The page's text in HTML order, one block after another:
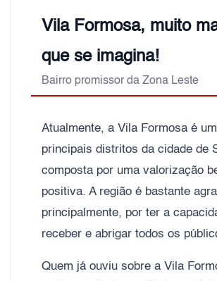
Vila Formosa, muito
que se imagina!
Bairro promissor da Zona Leste
Atualmente, a Vila Formosa é
principais distritos da cidade de
composta por uma valorização
positiva. A região é bastante
principalmente, por ter a
receber e abrigar todos os
Quem já ouviu sobre a Vila